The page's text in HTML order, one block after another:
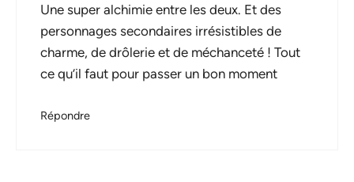
Une super alchimie entre les deux. Et des
personnages secondaires irrésistibles de
charme, de drôlerie et de méchanceté ! Tout
ce qu’il faut pour passer un bon moment
Répondre